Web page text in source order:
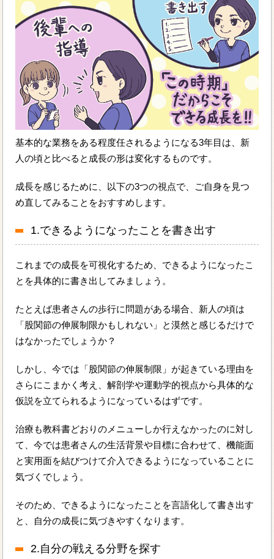
基本的な業務をある程度任されるようになる3年目は、新
人の頃と比べると成長の形は変化するものです。
成長を感じるために、以下の3つの視点で、ご自身を見つ
め直してみることをおすすめします。
1.できるようになったことを書き出す
これまでの成長を可視化するため、できるようになったこ
とを具体的に書き出してみましょう。
たとえば患者さんの歩行に問題がある場合、新人の頃は
「股関節の伸展制限かもしれない」と漠然と感じるだけで
はなかったでしょうか？
しかし、今では「股関節の伸展制限」が起きている理由を
さらにこまかく考え、解剖学や運動学的視点から具体的な
仮説を立てられるようになっているはずです。
治療も教科書どおりのメニューしか行えなかったのに対し
て、今では患者さんの生活背景や目標に合わせて、機能面
と実用面を結びつけて介入できるようになっていることに
気づくでしょう。
そのため、できるようになったことを言語化して書き出す
と、自分の成長に気づきやすくなります。
2.自分の戦える分野を探す